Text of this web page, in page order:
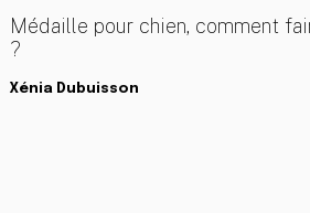
Médaille pour chien, comment
?
Xénia Dubuisson